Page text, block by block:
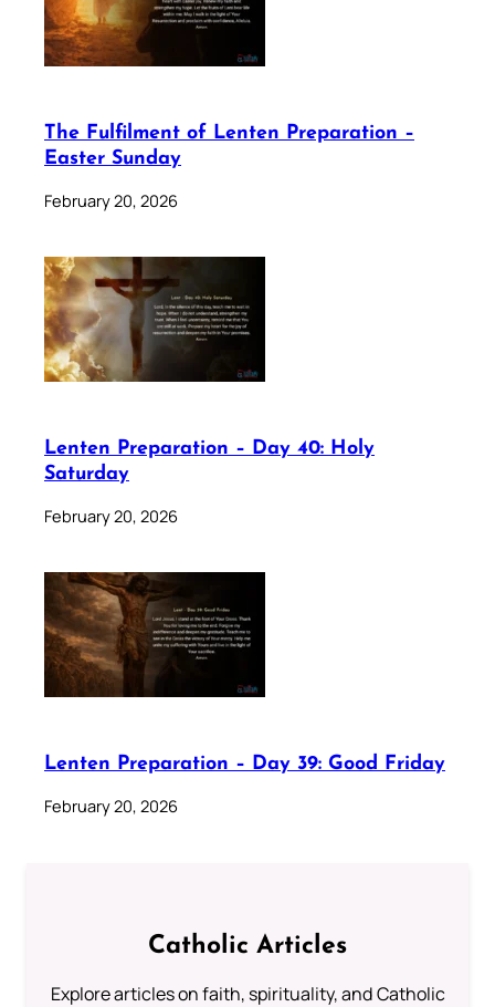
The Fulfilment of Lenten Preparation –
Easter Sunday
February 20, 2026
Lenten Preparation – Day 40: Holy
Saturday
February 20, 2026
Lenten Preparation – Day 39: Good Friday
February 20, 2026
Catholic Articles
Explore articles on faith, spirituality, and Catholic